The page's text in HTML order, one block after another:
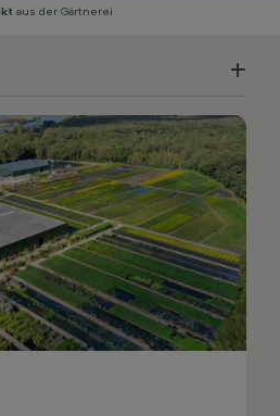
aus der Gärtnerei